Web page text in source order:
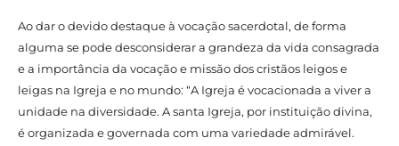
Ao dar o devido destaque à vocação sacerdotal, de forma
alguma se pode desconsiderar a grandeza da vida consagrada
e a importância da vocação e missão dos cristãos leigos e
leigas na Igreja e no mundo: “A Igreja é vocacionada a viver a
unidade na diversidade. A santa Igreja, por instituição divina,
é organizada e governada com uma variedade admirável.